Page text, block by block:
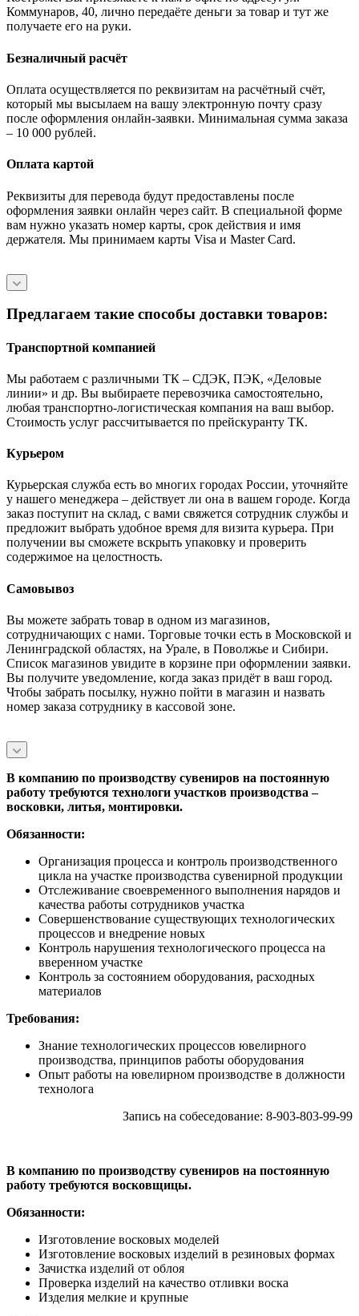
Коммунаров, 40, лично передаёте деньги за товар и тут же
получаете его на руки.
Безналичный расчёт
Оплата осуществляется по реквизитам на расчётный счёт,
который мы высылаем на вашу электронную почту сразу
после оформления онлайн-заявки. Минимальная сумма заказа
– 10 000 рублей.
Оплата картой
Реквизиты для перевода будут предоставлены после
оформления заявки онлайн через сайт. В специальной форме
вам нужно указать номер карты, срок действия и имя
держателя. Мы принимаем карты Visa и Master Card.
Предлагаем такие способы доставки товаров:
Транспортной компанией
Мы работаем с различными ТК – СДЭК, ПЭК, «Деловые
линии» и др. Вы выбираете перевозчика самостоятельно,
любая транспортно-логистическая компания на ваш выбор.
Cтоимость услуг рассчитывается по прейскуранту ТК.
Курьером
Курьерская служба есть во многих городах России, уточняйте
у нашего менеджера – действует ли она в вашем городе. Когда
заказ поступит на склад, с вами свяжется сотрудник службы и
предложит выбрать удобное время для визита курьера. При
получении вы сможете вскрыть упаковку и проверить
содержимое на целостность.
Самовывоз
Вы можете забрать товар в одном из магазинов,
сотрудничающих с нами. Торговые точки есть в Московской и
Ленинградской областях, на Урале, в Поволжье и Сибири.
Список магазинов увидите в корзине при оформлении заявки.
Вы получите уведомление, когда заказ придёт в ваш город.
Чтобы забрать посылку, нужно пойти в магазин и назвать
номер заказа сотруднику в кассовой зоне.
В компанию по производству сувениров на постоянную
работу требуются технологи участков производства –
восковки, литья, монтировки.
Обязанности:
Организация процесса и контроль производственного
цикла на участке производства сувенирной продукции
Отслеживание своевременного выполнения нарядов и
качества работы сотрудников участка
Совершенствование существующих технологических
процессов и внедрение новых
Контроль нарушения технологического процесса на
вверенном участке
Контроль за состоянием оборудования, расходных
материалов
Требования:
Знание технологических процессов ювелирного
производства, принципов работы оборудования
Опыт работы на ювелирном производстве в должности
технолога
Запись на собеседование: 8-903-803-99-99
В компанию по производству сувениров на постоянную
работу требуются восковщицы.
Обязанности:
Изготовление восковых моделей
Изготовление восковых изделий в резиновых формах
Зачистка изделий от облоя
Проверка изделий на качество отливки воска
Изделия мелкие и крупные